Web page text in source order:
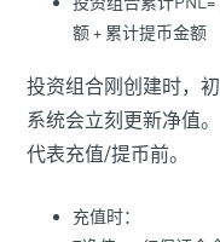
额 + 累计提币金额
投资组合刚创建时，
系统会立刻更新净值
代表充值/提币前。
充值时：